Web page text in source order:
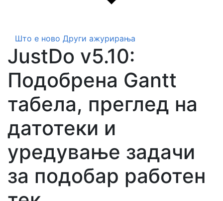
Што е ново Други ажурирања
JustDo v5.10:
Подобрена Gantt
табела, преглед на
датотеки и
уредување задачи
за подобар работен